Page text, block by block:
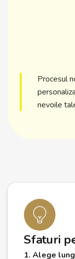
Procesul
nevoile
Sfaturi
1. Alege